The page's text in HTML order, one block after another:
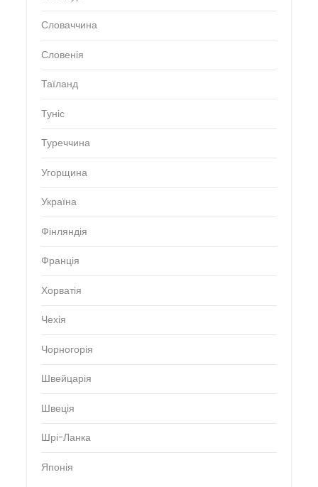
Словаччина
Словенія
Таїланд
Туніс
Туреччина
Угорщина
Україна
Фінляндія
Франція
Хорватія
Чехія
Чорногорія
Швейцарія
Швеція
Шрі-Ланка
Японія